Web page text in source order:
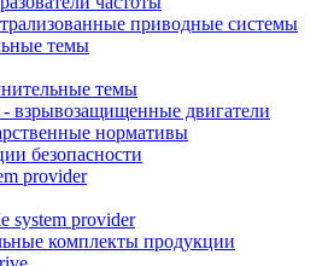
приводные системы
темы
темы
взрывозащищенные двигатели
нормативы
безопасности
provider
system provider
комплекты продукции